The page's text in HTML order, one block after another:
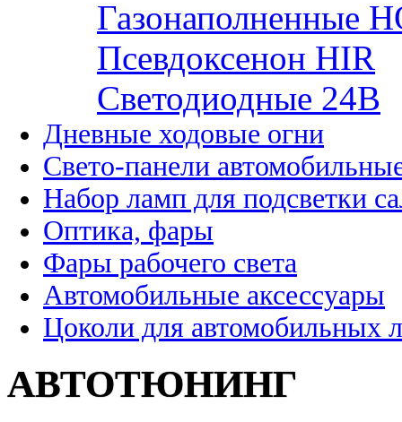
Газонаполненные
Псевдоксенон HIR
Cветодиодные 24B
Дневные ходовые огни
Свето-панели
Набор ламп для подсветки
Оптика, фары
Фары рабочего света
Автомобильные аксессуары
Цоколи для автомобильных
АВТОТЮНИНГ